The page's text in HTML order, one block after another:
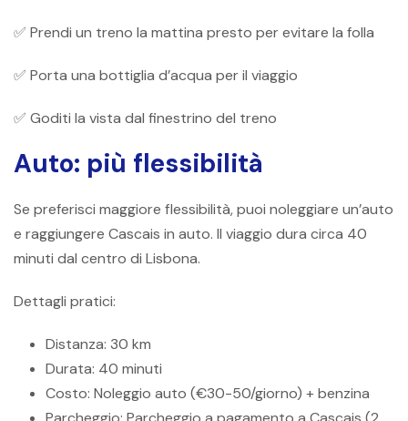
✅ Prendi un treno la mattina presto per evitare la folla
✅ Porta una bottiglia d’acqua per il viaggio
✅ Goditi la vista dal finestrino del treno
Auto: più flessibilità
Se preferisci maggiore flessibilità, puoi noleggiare un’auto
e raggiungere Cascais in auto. Il viaggio dura circa 40
minuti dal centro di Lisbona.
Dettagli pratici:
Distanza: 30 km
Durata: 40 minuti
Costo: Noleggio auto (€30-50/giorno) + benzina